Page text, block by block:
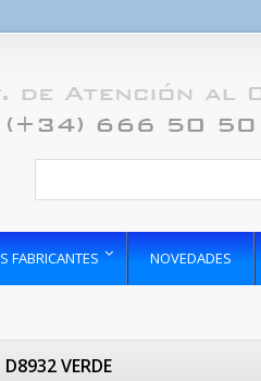
FABRICANTES NOVEDADES
VERDE